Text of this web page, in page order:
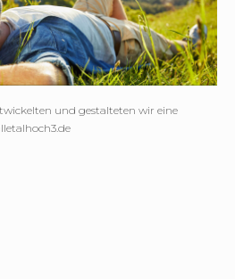
und gestalteten wir eine